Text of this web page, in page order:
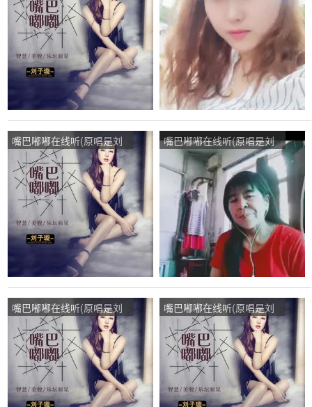
次
点播:68次
嘴巴嘟嘟在线听(原唱是刘
子璇)，崔红艳演唱点
播:103次
嘴巴嘟嘟在线听(原唱是刘
子璇)，阳光总在风雨后演
唱点播:73次
嘴巴嘟嘟在线听(原唱是刘
子璇)，过去是回忆演唱点
播:34次
嘴巴嘟嘟在线听(原唱是刘
子璇)，@微笑演唱点播:34
次